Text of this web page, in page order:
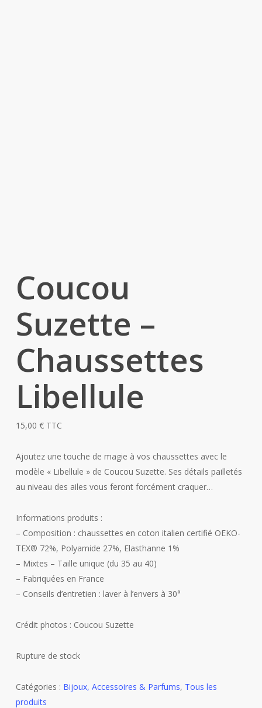
Coucou
Suzette –
Chaussettes
Libellule
15,00 € TTC
Ajoutez une touche de magie à vos chaussettes avec le
modèle « Libellule » de Coucou Suzette. Ses détails pailletés
au niveau des ailes vous feront forcément craquer…
Informations produits :
– Composition : chaussettes en coton italien certifié OEKO-
TEX®️ 72%, Polyamide 27%, Elasthanne 1%
– Mixtes – Taille unique (du 35 au 40)
– Fabriquées en France
– Conseils d’entretien : laver à l’envers à 30°
Crédit photos : Coucou Suzette
Rupture de stock
Catégories : Bijoux, Accessoires & Parfums, Tous les
produits